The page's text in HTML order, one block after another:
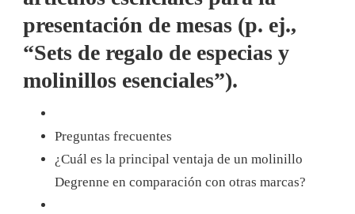
presentación de mesas (p. ej.,
“Sets de regalo de especias y
molinillos esenciales”).
Preguntas frecuentes
¿Cuál es la principal ventaja de un molinillo
Degrenne en comparación con otras marcas?